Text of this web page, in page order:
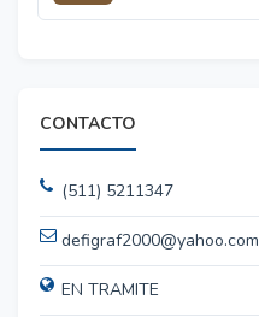
CONTACTO
(511) 5211347
defigraf2000@yahoo.com
EN TRAMITE